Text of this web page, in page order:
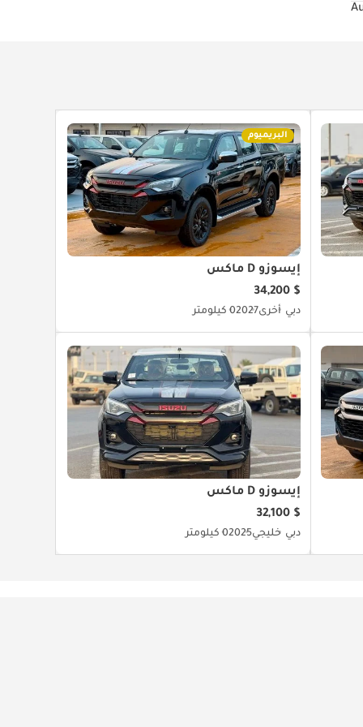
البريميوم
إيسوزو D ماكس
$ 34,200
دبي أخرى20270 كيلومتر
إيسوزو D ماكس
$ 32,100
دبي خليجي20250 كيلومتر